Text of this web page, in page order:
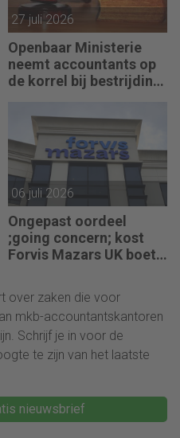
27 juli 2026
Openbaar Ministerie
neemt accountants op
de korrel bij bestrijding
06 juli 2026
Ongepast oordeel
;going concern; kost
Forvis Mazars UK boete
over zaken die voor
mkb-accountantskantoren
Schrijf je in voor de
te zijn van het laatste
nieuwsbrief